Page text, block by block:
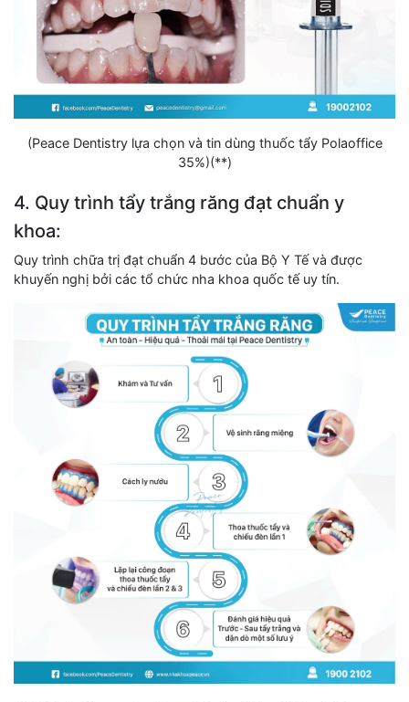
(Peace Dentistry lựa chọn và tin dùng thuốc tẩy Polaoffice
35%)(**)
4. Quy trình tẩy trắng răng đạt chuẩn y
khoa:
Quy trình chữa trị đạt chuẩn 4 bước của Bộ Y Tế và được
khuyến nghị bởi các tổ chức nha khoa quốc tế uy tín.